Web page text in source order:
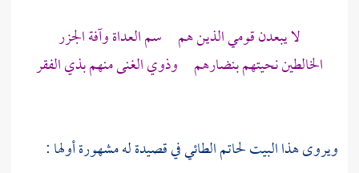
لا يبعدن قومي الذين هم سم العداة وآفة الجزر
الخالطين نحيتهم بنضارهم وذوي الغنى منهم بذي الفقر
ويروى هذا البيتلحاتم الطائيفي قصيدة له مشهورة أولها :